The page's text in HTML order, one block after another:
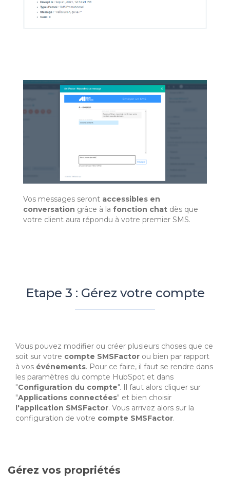
Vos messages seront accessibles en
conversation grâce à la fonction chat dès que
votre client aura répondu à votre premier SMS.
Etape 3 : Gérez votre compte
Vous pouvez modifier ou créer plusieurs choses que ce
soit sur votre compte SMSFactor ou bien par rapport
à vos événements. Pour ce faire, il faut se rendre dans
les paramètres du compte HubSpot et dans
"Configuration du compte". Il faut alors cliquer sur
"Applications connectées" et bien choisir
l'application SMSFactor. Vous arrivez alors sur la
configuration de votre compte SMSFactor.
Gérez vos propriétés